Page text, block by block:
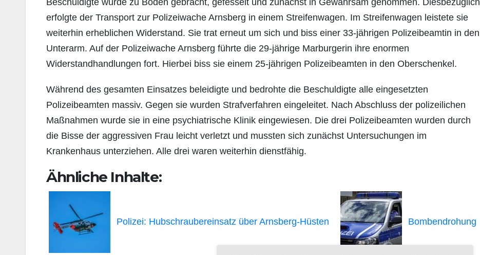
Beschuldigte wurde zu Boden gebracht, gefesselt und zunächst in Gewahrsam genommen. Diesbezüglich
erfolgte der Transport zur Polizeiwache Arnsberg in einem Streifenwagen. Im Streifenwagen leistete sie
weiterhin erheblichen Widerstand. Sie trat erneut um sich und biss einer 33-jährigen Polizeibeamtin in den
Unterarm. Auf der Polizeiwache Arnsberg führte die 29-jährige Marburgerin ihre enormen
Widerstandhandlungen fort. Hierbei biss sie einem 25-jährigen Polizeibeamten in den Oberschenkel.
Während des gesamten Einsatzes beleidigte und bedrohte die Beschuldigte alle eingesetzten
Polizeibeamten massiv. Gegen sie wurden Strafverfahren eingeleitet. Nach Abschluss der polizeilichen
Maßnahmen wurde sie in eine psychiatrische Klinik eingewiesen. Die drei Polizeibeamten wurden durch
die Bisse der aggressiven Frau leicht verletzt und mussten sich zunächst Untersuchungen im
Krankenhaus unterziehen. Alle drei waren weiterhin dienstfähig.
Ähnliche Inhalte:
Polizei: Hubschraubereinsatz über Arnsberg-Hüsten Bombendrohung